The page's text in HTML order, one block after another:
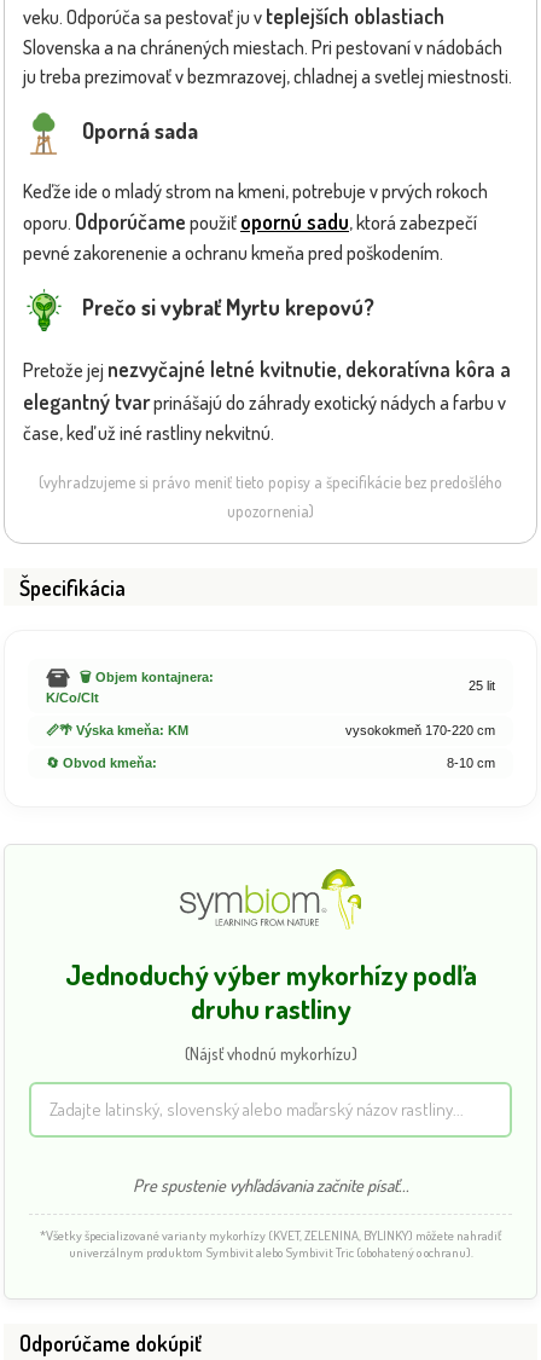
veku. Odporúča sa pestovať ju v teplejších oblastiach
Slovenska a na chránených miestach. Pri pestovaní v nádobách
ju treba prezimovať v bezmrazovej, chladnej a svetlej miestnosti.
Oporná sada
Keďže ide o mladý strom na kmeni, potrebuje v prvých rokoch
oporu. Odporúčame použiť opornú sadu, ktorá zabezpečí
pevné zakorenenie a ochranu kmeňa pred poškodením.
Prečo si vybrať Myrtu krepovú?
Pretože jej nezvyčajné letné kvitnutie, dekoratívna kôra a
elegantný tvarprinášajú do záhrady exotický nádych a farbu v
čase, keď už iné rastliny nekvitnú.
(vyhradzujeme si právo meniť tieto popisy a špecifikácie bez predošlého
upozornenia)
Špecifikácia
🗑️ Objem kontajnera:
K/Co/Clt
25 lit
📏🌴 Výska kmeňa: KM vysokokmeň 170-220 cm
🔄 Obvod kmeňa: 8-10 cm
Jednoduchý výber mykorhízy podľa
druhu rastliny
(Nájsť vhodnú mykorhízu)
Pre spustenie vyhľadávania začnite písať...
*Všetky špecializované varianty mykorhízy (KVET, ZELENINA, BYLINKY) môžete nahradiť
univerzálnym produktom Symbivit alebo Symbivit Tric (obohatený o ochranu).
Odporúčame dokúpiť